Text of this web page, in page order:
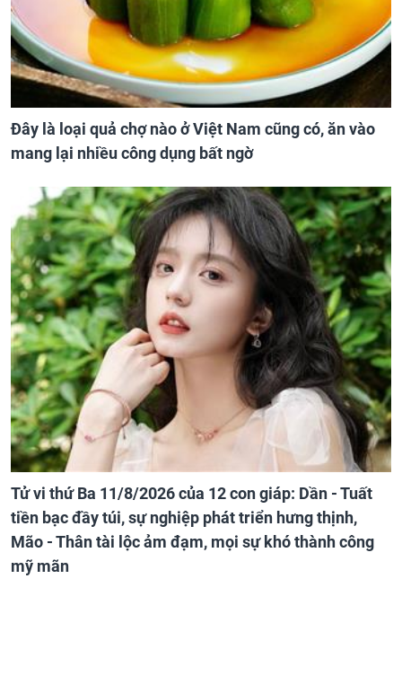
Đây là loại quả chợ nào ở Việt Nam cũng có, ăn vào
mang lại nhiều công dụng bất ngờ
Tử vi thứ Ba 11/8/2026 của 12 con giáp: Dần - Tuất
tiền bạc đầy túi, sự nghiệp phát triển hưng thịnh,
Mão - Thân tài lộc ảm đạm, mọi sự khó thành công
mỹ mãn